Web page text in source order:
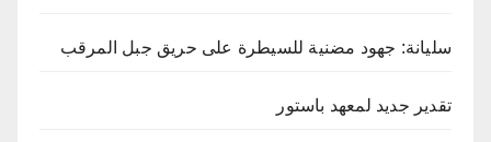
سليانة: جهود مضنية للسيطرة على حريق جبل المرقب
تقدير جديد لمعهد باستور